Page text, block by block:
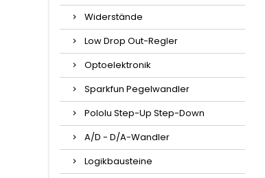
Widerstände
Low Drop Out-Regler
Optoelektronik
Sparkfun Pegelwandler
Pololu Step-Up Step-Down
A/D - D/A-Wandler
Logikbausteine